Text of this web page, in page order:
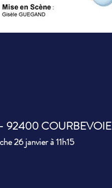
92400 COURBEVOIE
26 janvier à 11h15